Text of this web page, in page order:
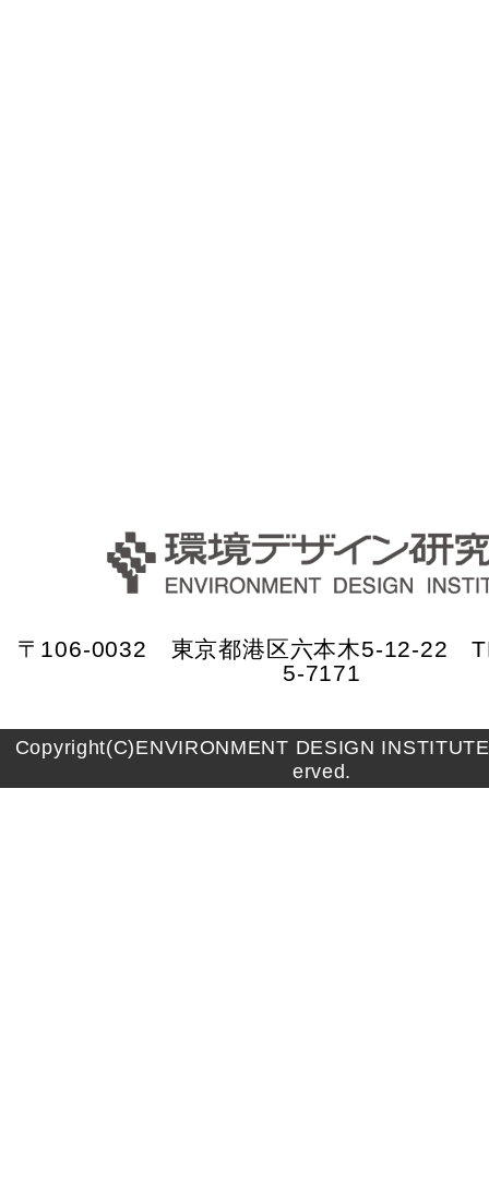
〒106-0032 東京都港区六本木5-12-22
5-7171
Copyright(C)ENVIRONMENT DESIGN
erved.